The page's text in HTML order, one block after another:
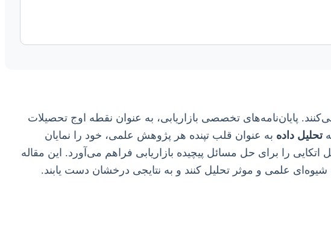
پایان‌نامه‌های تخصصی بازاریابی، به عنوان نقطه اوج تحصیلات
تحلیل داده به عنوان قلب تپنده هر پژوهش علمی، خود را نمایان
را برای حل مسائل پیچیده بازاریابی فراهم می‌آورد. این مقاله
شیوه‌ای علمی و موثر تحلیل کنند و به نتایجی درخشان دست یابند.